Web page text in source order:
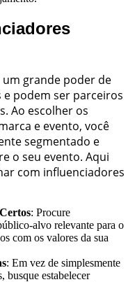
grande poder de
podem ser parceiros
Ao escolher os
e evento, você
segmentado e
o seu evento. Aqui
com influenciadores
: Procure
alvo relevante para o
com os valores da sua
: Em vez de simplesmente
busque estabelecer